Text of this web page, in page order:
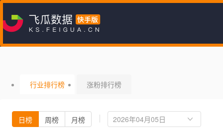
行业排行榜 涨粉排行榜
日榜 周榜 月榜